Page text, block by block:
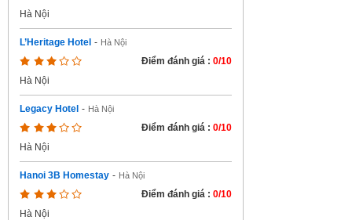
Hà Nội
L’Heritage Hotel - Hà Nội
Điểm đánh giá : 0/10
Hà Nội
Legacy Hotel - Hà Nội
Điểm đánh giá : 0/10
Hà Nội
Hanoi 3B Homestay - Hà Nội
Điểm đánh giá : 0/10
Hà Nội